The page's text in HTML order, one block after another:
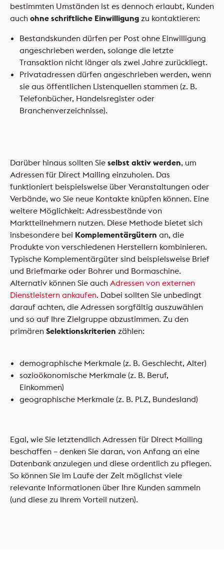
bestimmten Umständen ist es dennoch erlaubt, Kunden
auch ohne schriftliche Einwilligung zu kontaktieren:
Bestandskunden dürfen per Post ohne Einwilligung
angeschrieben werden, solange die letzte
Transaktion nicht länger als zwei Jahre zurückliegt.
Privatadressen dürfen angeschrieben werden, wenn
sie aus öffentlichen Listenquellen stammen (z. B.
Telefonbücher, Handelsregister oder
Branchenverzeichnisse).
Darüber hinaus sollten Sie selbst aktiv werden, um
Adressen für Direct Mailing einzuholen. Das
funktioniert beispielsweise über Veranstaltungen oder
Verbände, wo Sie neue Kontakte knüpfen können. Eine
weitere Möglichkeit: Adressbestände von
Marktteilnehmern nutzen. Diese Methode bietet sich
insbesondere bei Komplementärgütern an, die
Produkte von verschiedenen Herstellern kombinieren.
Typische Komplementärgüter sind beispielsweise Brief
und Briefmarke oder Bohrer und Bormaschine.
Alternativ können Sie auch Adressen von externen
Dienstleistern ankaufen. Dabei sollten Sie unbedingt
darauf achten, die Adressen sorgfältig auszuwählen
und so auf Ihre Zielgruppe abzustimmen. Zu den
primären Selektionskriterien zählen:
demographische Merkmale (z. B. Geschlecht, Alter)
sozioökonomische Merkmale (z. B. Beruf,
Einkommen)
geographische Merkmale (z. B. PLZ, Bundesland)
Egal, wie Sie letztendlich Adressen für Direct Mailing
beschaffen – denken Sie daran, von Anfang an eine
Datenbank anzulegen und diese ordentlich zu pflegen.
So können Sie im Laufe der Zeit möglichst viele
relevante Informationen über Ihre Kunden sammeln
(und diese zu Ihrem Vorteil nutzen).